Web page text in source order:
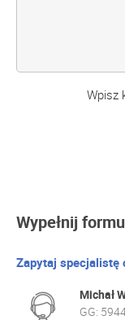
Wpisz
Wypełnij
Zapytaj specjalistę
Michał
GG: